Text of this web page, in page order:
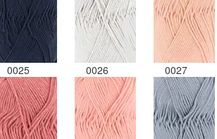
0025 0026 0027